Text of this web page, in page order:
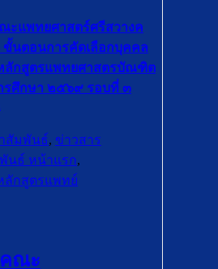
ะแพทยศาสตร์ศรีสวางค
ขั้นตอนการคัดเลือกบุคคล
ลักสูตรแพทยศาสตรบัณฑิต
รศึกษา ๒๕๖๙ รอบที่ ๓
สัมพันธ์, ข่าวสาร
นธ์ หน้าแรก,
ลักสูตรแพทย์
ณะ